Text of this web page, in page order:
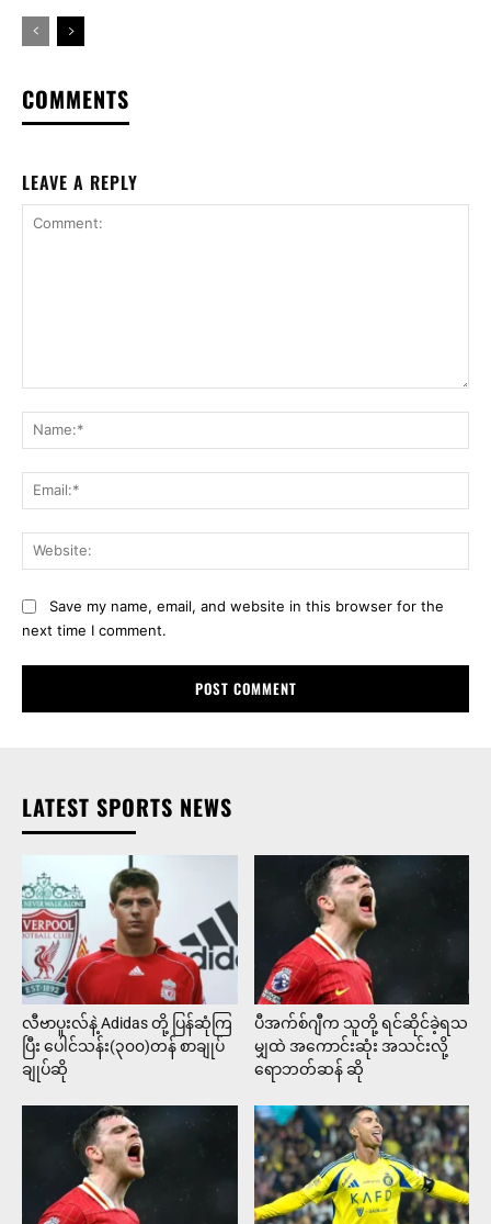
COMMENTS
LEAVE A REPLY
Save my name, email, and website in this browser for the
next time I comment.
LATEST SPORTS NEWS
လီဗာပူးလ်နဲ့ Adidas တို့ ပြန်ဆုံကြ
ပြီး ပေါင်သန်း(၃၀၀)တန် စာချုပ်
ချုပ်ဆို
ပီအက်စ်ဂျီက သူတို့ ရင်ဆိုင်ခဲ့ရသ
မျှထဲ အကောင်းဆုံး အသင်းလို့
ရောဘတ်ဆန် ဆို